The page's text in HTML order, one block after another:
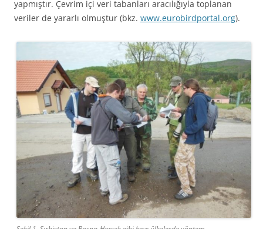
yapmıştır. Çevrim içi veri tabanları aracılığıyla toplanan
veriler de yararlı olmuştur (bkz. www.eurobirdportal.org).